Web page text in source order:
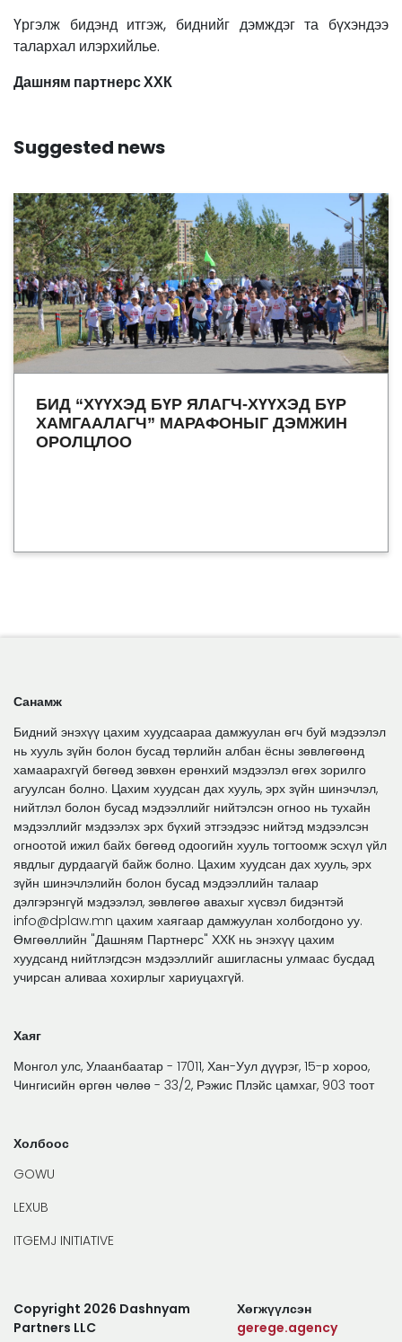
Үргэлж бидэнд итгэж, биднийг дэмждэг та бүхэндээ
талархал илэрхийлье.
Дашням партнерс ХХК
Suggested news
БИД “ХҮҮХЭД БҮР ЯЛАГЧ-ХҮҮХЭД БҮР
ХАМГААЛАГЧ” МАРАФОНЫГ ДЭМЖИН
ОРОЛЦЛОО
Санамж
Бидний энэхүү цахим хуудсаараа дамжуулан өгч буй мэдээлэл
нь хууль зүйн болон бусад төрлийн албан ёсны зөвлөгөөнд
хамаарахгүй бөгөөд зөвхөн ерөнхий мэдээлэл өгөх зорилго
агуулсан болно. Цахим хуудсан дах хууль, эрх зүйн шинэчлэл,
нийтлэл болон бусад мэдээллийг нийтэлсэн огноо нь тухайн
мэдээллийг мэдээлэх эрх бүхий этгээдээс нийтэд мэдээлсэн
огноотой ижил байх бөгөөд одоогийн хууль тогтоомж эсхүл үйл
явдлыг дурдаагүй байж болно. Цахим хуудсан дах хууль, эрх
зүйн шинэчлэлийн болон бусад мэдээллийн талаар
дэлгэрэнгүй мэдээлэл, зөвлөгөө авахыг хүсвэл бидэнтэй
info@dplaw.mn цахим хаягаар дамжуулан холбогдоно уу.
Өмгөөллийн "Дашням Партнерс" ХХК нь энэхүү цахим
хуудсанд нийтлэгдсэн мэдээллийг ашигласны улмаас бусдад
учирсан аливаа хохирлыг хариуцахгүй.
Хаяг
Монгол улс, Улаанбаатар - 17011, Хан-Уул дүүрэг, 15-р хороо,
Чингисийн өргөн чөлөө - 33/2, Рэжис Плэйс цамхаг, 903 тоот
Холбоос
GOWU
LEXUB
ITGEMJ INITIATIVE
Copyright 2026 Dashnyam
Partners LLC
Хөгжүүлсэн
gerege.agency